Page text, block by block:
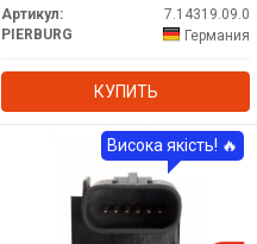
Артикул:
7.14319.09.0
PIERBURG
Германия
КУПИТЬ
Висока якість! 🔥